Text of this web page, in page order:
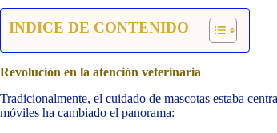
INDICE DE CONTENIDO
Revolución en la atención veterinaria
Tradicionalmente, el cuidado de mascotas estaba
móviles ha cambiado el panorama: